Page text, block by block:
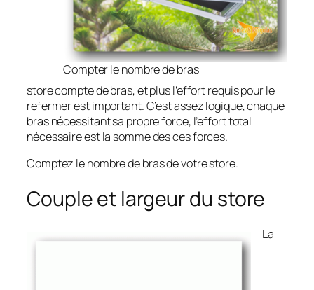
Compter le nombre de bras
store compte de bras, et plus l’effort requis pour le
refermer est important. C’est assez logique, chaque
bras nécessitant sa propre force, l’effort total
nécessaire est la somme des ces forces.
Comptez le nombre de bras de votre store.
Couple et largeur du store
La